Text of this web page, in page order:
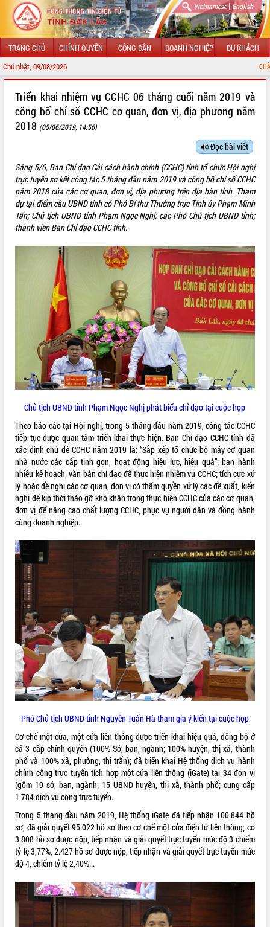
Vietnamese| English
TRANG CHỦ CHÍNH QUYỀN CÔNG DÂN DOANH NGHIỆP DU KHÁCH
Chủ nhật, 09/08/2026 CHÀO MỪNG ĐẾN VỚI CỔNG
LÃNH ĐẠO UBND TỈNH
SỞ, BAN, NGÀNH
UBND CÁC XÃ, PHƯỜNG
THÔNG TIN CHỈ ĐẠO ĐIỀU HÀNH
VĂN BẢN HĐND TỈNH
ĐIỂM TIN VĂN BẢN
QUY HOẠCH - KẾ HOẠCH
VIDEO
Loading the player...
Khám bệnh, cấp phát thuốc miễn phí
và tặng quà người dân xã Cư Pui
Hội nghị UBND tỉnh Đắk Lắk thường kỳ
tháng 7/2026
Lễ truy tặng danh hiệu “Bà Mẹ Việt
Nam Anh hùng” và trao Huân chương
Lao động
UBND tỉnh Đắk Lắk triển khai nhiệm
Kỳ họp thứ Hai, Hội đồng nhân dân
tỉnh khóa XI quyết nghị nhiều nội dung
quan trọng
Bí thư Tỉnh ủy Lương Nguyễn Minh
Triết thăm, tặng quà người có công với
cách mạng
Rà soát, hoàn thiện hệ thống thiết chế
văn hóa, thể thao đáp ứng yêu cầu
phát triển mới
Thường trực HĐND tỉnh Đắk Lắk gặp
mặt Đoàn chuyên gia y tế TP. Hồ Chí
Minh
tại Nghĩa trang Liệt sĩ xã Sơn Hòa
Bàn giải pháp tháo gỡ khó khăn trong
xuất khẩu sầu riêng và triển khai quy
ALBUM ẢNH
LIÊN KẾT WEB
THỐNG KÊ TRUY CẬP
Hôm nay: 9824
Tất cả: 66095492
Triển khai nhiệm vụ CCHC 06 tháng cuối năm 2019 và
công bố chỉ số CCHC cơ quan, đơn vị, địa phương năm
2018 (05/06/2019, 14:56)
Đọc bài viết
Sáng 5/6, Ban Chỉ đạo Cải cách hành chính (CCHC) tỉnh tổ chức Hội nghị
trực tuyến sơ kết công tác 5 tháng đầu năm 2019 và công bố chỉ số CCHC
năm 2018 của các cơ quan, đơn vị, địa phương trên địa bàn tỉnh. Tham
dự tại điểm cầu UBND tỉnh có Phó Bí thư Thường trực Tỉnh ủy Phạm Minh
Tấn; Chủ tịch UBND tỉnh Phạm Ngọc Nghị; các Phó Chủ tịch UBND tỉnh;
thành viên Ban Chỉ đạo CCHC tỉnh.
Chủ tịch UBND tỉnh Phạm Ngọc Nghị phát biểu chỉ đạo tại cuộc họp
Theo báo cáo tại Hội nghị, trong 5 tháng đầu năm 2019, công tác CCHC
tiếp tục được quan tâm triển khai thực hiện. Ban Chỉ đạo CCHC tỉnh đã
xác định chủ đề CCHC năm 2019 là: “Sắp xếp tổ chức bộ máy cơ quan
nhà nước các cấp tinh gọn, hoạt động hiệu lực, hiệu quả”; ban hành
nhiều kế hoạch, văn bản chỉ đạo để thực hiện nhiệm vụ CCHC; tích cực xử
lý hoặc đề nghị các cơ quan, đơn vị có thẩm quyền xử lý các đề xuất, kiến
nghị để kịp thời tháo gỡ khó khăn trong thực hiện CCHC của các cơ quan,
đơn vị để nâng cao chất lượng CCHC, phục vụ người dân và đồng hành
cùng doanh nghiệp.
Phó Chủ tịch UBND tỉnh Nguyễn Tuấn Hà tham gia ý kiến tại cuộc họp
Cơ chế một cửa, một cửa liên thông được triển khai hiệu quả, đồng bộ ở
cả 3 cấp chính quyền (100% Sở, ban, ngành; 100% huyện, thị xã, thành
phố và 100% xã, phường, thị trấn); đã triển khai Hệ thống dịch vụ hành
chính công trực tuyến tích hợp một cửa liên thông (iGate) tại 34 đơn vị
(gồm 19 sở, ban, ngành; 15 UBND huyện, thị xã, thành phố; cung cấp
1.784 dịch vụ công trực tuyến.
Trong 5 tháng đầu năm 2019, Hệ thống iGate đã tiếp nhận 100.844 hồ
sơ, đã giải quyết 95.022 hồ sơ theo cơ chế một cửa điện tử liên thông; có
3.808 hồ sơ được nộp, tiếp nhận và giải quyết trực tuyến mức độ 3 chiếm
tỷ lệ 3,77%, 2.427 hồ sơ được nộp, tiếp nhận và giải quyết trực tuyến mức
độ 4, chiếm tỷ lệ 2,40%...